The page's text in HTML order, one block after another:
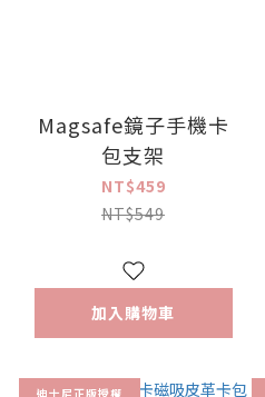
Magsafe鏡子手機卡
包支架
NT$459
NT$549
加入購物車
迪士尼正版授權